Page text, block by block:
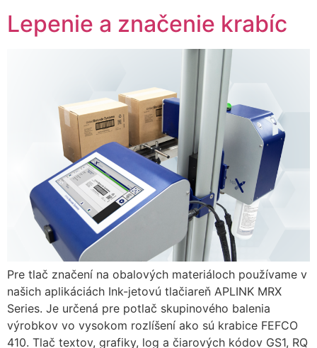
Lepenie a značenie krabíc
Pre tlač značení na obalových materiáloch používame v
našich aplikáciách Ink-jetovú tlačiareň APLINK MRX
Series. Je určená pre potlač skupinového balenia
výrobkov vo vysokom rozlíšení ako sú krabice FEFCO
410. Tlač textov, grafiky, log a čiarových kódov GS1, RQ